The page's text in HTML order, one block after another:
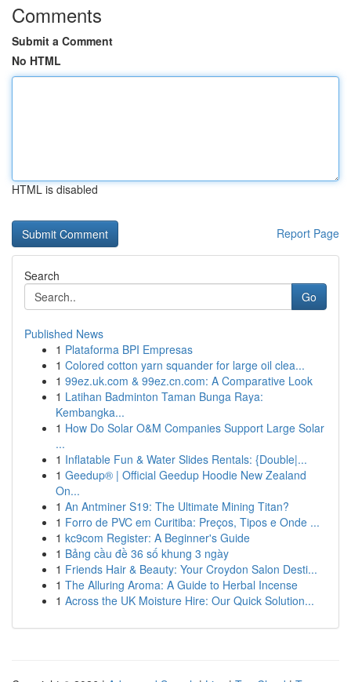
Comments
Submit a Comment
No HTML
HTML is disabled
Report Page
Search
Go
Published News
1 Plataforma BPI Empresas
1 Colored cotton yarn squander for large oil clea...
1 99ez.uk.com & 99ez.cn.com: A Comparative Look
1 Latihan Badminton Taman Bunga Raya:
Kembangka...
1 How Do Solar O&M Companies Support Large Solar
...
1 Inflatable Fun & Water Slides Rentals: {Double|...
1 Geedup® | Official Geedup Hoodie New Zealand
On...
1 An Antminer S19: The Ultimate Mining Titan?
1 Forro de PVC em Curitiba: Preços, Tipos e Onde ...
1 kc9com Register: A Beginner's Guide
1 Bảng cầu đề 36 số khung 3 ngày
1 Friends Hair & Beauty: Your Croydon Salon Desti...
1 The Alluring Aroma: A Guide to Herbal Incense
1 Across the UK Moisture Hire: Our Quick Solution...